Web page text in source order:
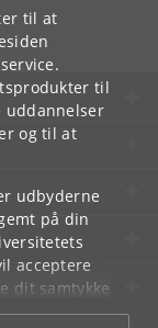
til at
til
uddannelser
og til at
udbyderne
på din
acceptere
dit samtykke
finder i